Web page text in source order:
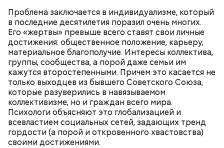
Проблема заключается в индивидуализме, который
в последние десятилетия поразил очень многих.
Его «жертвы» превыше всего ставят свои личные
достижения: общественное положение, карьеру,
материальное благополучие. Интересы коллектива,
группы, сообщества, а порой даже семьи им
кажутся второстепенными. Причем это касается не
только выходцев из бывшего Советского Союза,
которые разуверились в навязываемом
коллективизме, но и граждан всего мира.
Психологи объясняют это глобализацией и
всевластием социальных сетей, задающих тренд
гордости (а порой и откровенного хвастовства)
своими достижениями.